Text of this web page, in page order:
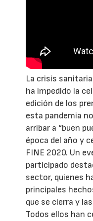
La crisis
ha impedido la
edición de los
esta pandemia
arribar a “buen
época del año y
FINE 2020. Un
participado
sector, quienes
principales
que se cierra y
Todos ellos han